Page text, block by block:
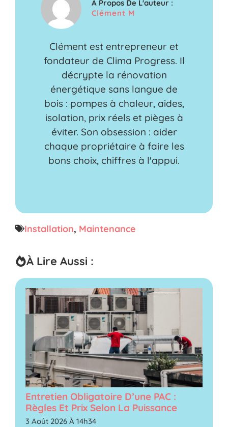
A Propos De L'auteur :
Clément M
Clément est entrepreneur et
fondateur de Clima Progress. Il
décrypte la rénovation
énergétique sans langue de
bois : pompes à chaleur, aides,
isolation, prix réels et pièges à
éviter. Son obsession : aider
chaque propriétaire à faire les
bons choix, chiffres à l'appui.
Installation, Maintenance
À Lire Aussi :
Entretien Obligatoire D’une PAC :
Règles Et Prix Selon La Puissance
3 Août 2026 À 14h34